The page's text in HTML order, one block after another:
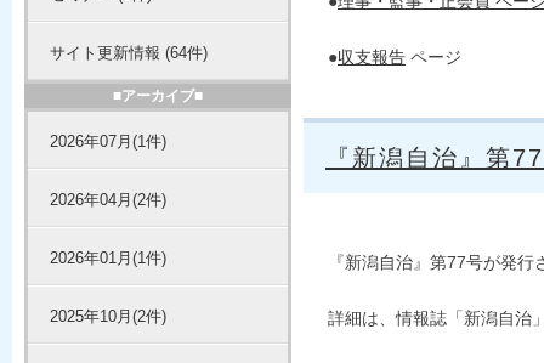
●収支報告 ページ
『新潟自治』第
『新潟自治』第77号が発行
詳細は、情報誌「新潟自治
サイト更新情報 (64件)
■アーカイブ■
2026年07月(1件)
2026年04月(2件)
2026年01月(1件)
2025年10月(2件)